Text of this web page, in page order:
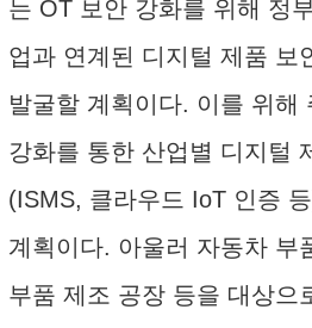
는 OT 보안 강화를 위해 정
업과 연계된 디지털 제품 보
발굴할 계획이다. 이를 위해
강화를 통한 산업별 디지털
(ISMS, 클라우드 IoT 인증
계획이다. 아울러 자동차 부
부품 제조 공장 등을 대상으